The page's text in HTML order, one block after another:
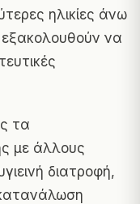
ηλικίες άνω
να
τα
με άλλους
διατροφή,